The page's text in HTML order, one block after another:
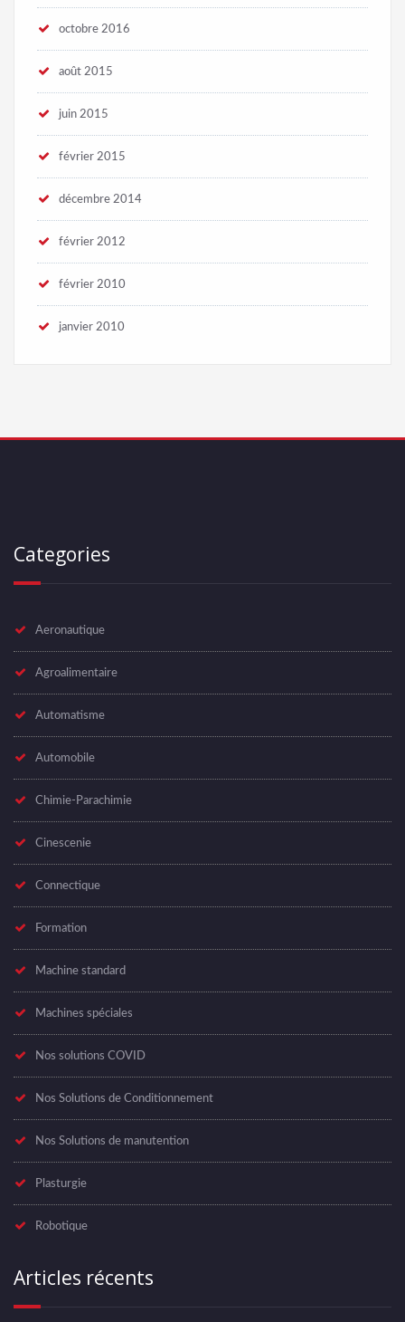
octobre 2016
août 2015
juin 2015
février 2015
décembre 2014
février 2012
février 2010
janvier 2010
Categories
Aeronautique
Agroalimentaire
Automatisme
Automobile
Chimie-Parachimie
Cinescenie
Connectique
Formation
Machine standard
Machines spéciales
Nos solutions COVID
Nos Solutions de Conditionnement
Nos Solutions de manutention
Plasturgie
Robotique
Articles récents